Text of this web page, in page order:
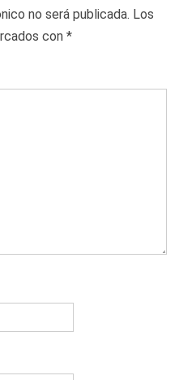
no será publicada. Los
con *